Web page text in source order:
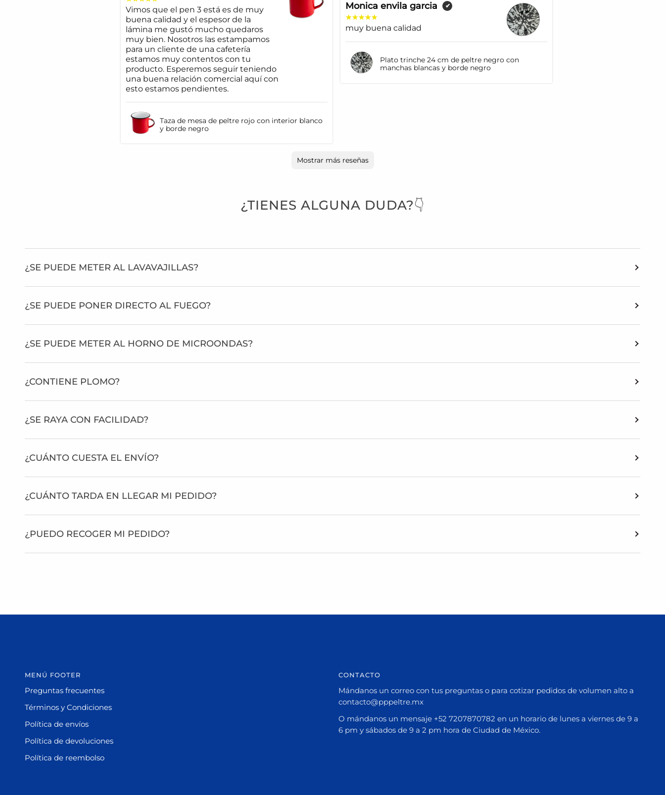
Vimos que el pen 3 está es de muy
buena calidad y el espesor de la
lámina me gustó mucho quedaros
muy bien. Nosotros las estampamos
para un cliente de una cafetería
estamos muy contentos con tu
producto. Esperemos seguir teniendo
una buena relación comercial aquí con
esto estamos pendientes.
Taza de mesa de peltre rojo con interior blanco
y borde negro
Monica envila garcia ✔
muy buena calidad
Plato trinche 24 cm de peltre negro con
manchas blancas y borde negro
Mostrar más reseñas
¿TIENES ALGUNA DUDA?👇
¿SE PUEDE METER AL LAVAVAJILLAS?
¿SE PUEDE PONER DIRECTO AL FUEGO?
¿SE PUEDE METER AL HORNO DE MICROONDAS?
¿CONTIENE PLOMO?
¿SE RAYA CON FACILIDAD?
¿CUÁNTO CUESTA EL ENVÍO?
¿CUÁNTO TARDA EN LLEGAR MI PEDIDO?
¿PUEDO RECOGER MI PEDIDO?
MENÚ FOOTER
Preguntas frecuentes
Términos y Condiciones
Política de envíos
Política de devoluciones
Política de reembolso
CONTACTO
Mándanos un correo con tus preguntas o para cotizar pedidos de volumen alto a
contacto@pppeltre.mx
O mándanos un mensaje +52 7207870782 en un horario de lunes a viernes de 9 a
6 pm y sábados de 9 a 2 pm hora de Ciudad de México.